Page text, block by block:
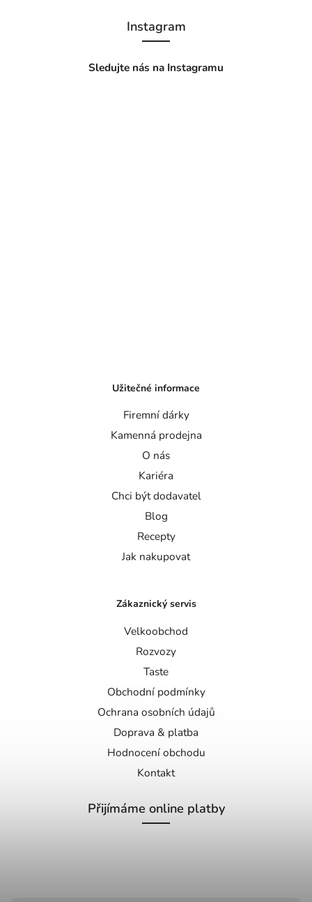
Instagram
Sledujte nás na Instagramu
Užitečné informace
Firemní dárky
Kamenná prodejna
O nás
Kariéra
Chci být dodavatel
Blog
Recepty
Jak nakupovat
Zákaznický servis
Velkoobchod
Rozvozy
Taste
Obchodní podmínky
Ochrana osobních údajů
Doprava & platba
Hodnocení obchodu
Kontakt
Přijímáme online platby